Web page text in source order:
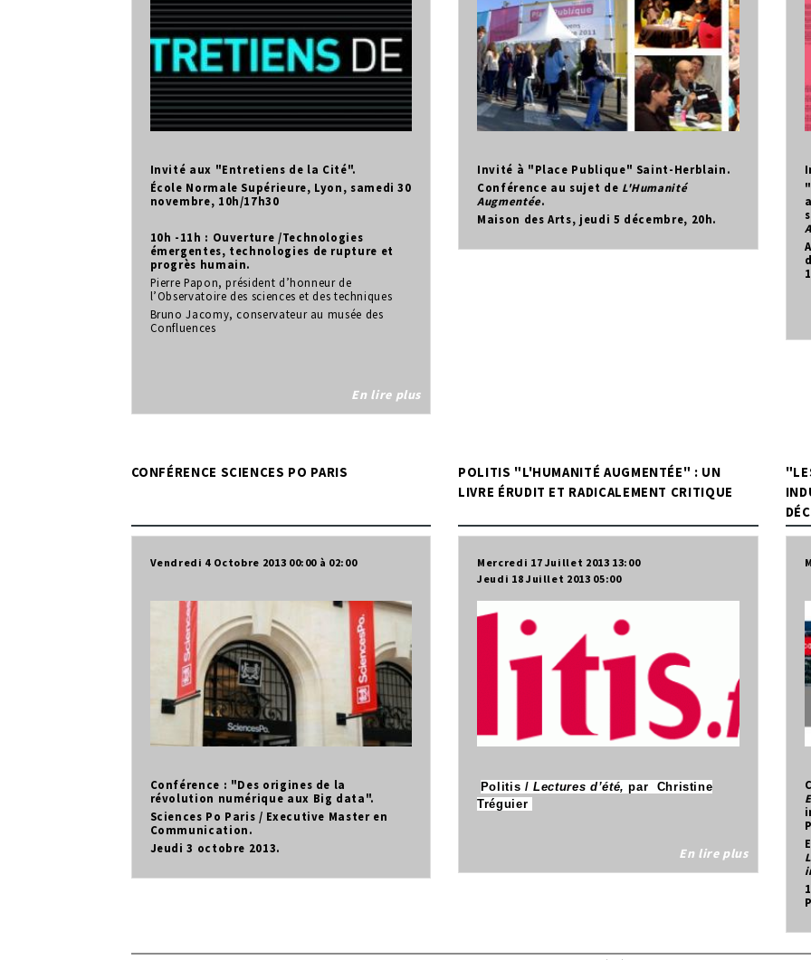
Invité aux "Entretiens de la Cité".
École Normale Supérieure, Lyon, samedi 30
novembre, 10h/17h30
10h -11h : Ouverture /Technologies
émergentes, technologies de rupture et
progrès humain.
Pierre Papon, président d’honneur de
l’Observatoire des sciences et des techniques
Bruno Jacomy, conservateur au musée des
Confluences
En lire plus
Invité à "Place Publique" Saint-Herblain.
Conférence au sujet de L'Humanité
Augmentée.
Maison des Arts, jeudi 5 décembre, 20h.
"
CONFÉRENCE SCIENCES PO PARIS
Vendredi 4 Octobre 2013 00:00 02:00
Conférence : "Des origines de la
révolution numérique aux Big data".
Sciences Po Paris / Executive Master en
Communication.
Jeudi 3 octobre 2013.
POLITIS "L'HUMANITÉ AUGMENTÉE" : UN
LIVRE ÉRUDIT ET RADICALEMENT CRITIQUE
Mercredi 17 Juillet 2013 13:00
Jeudi 18 Juillet 2013 05:00
Politis /Lectures d’été, par Christine
Tréguier
En lire plus